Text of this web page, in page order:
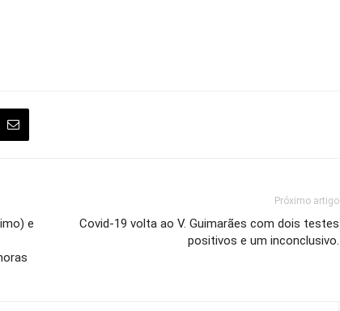
e
Próximo artigo
Covid-19 volta ao V. Guimarães com dois testes
positivos e um inconclusivo.